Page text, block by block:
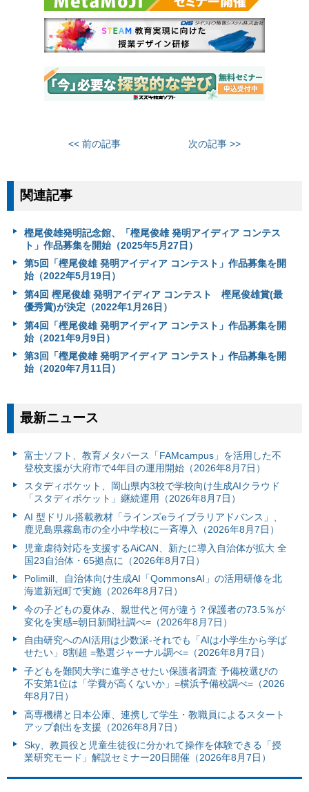
<< 前の記事 次の記事 >>
関連記事
樫尾俊雄発明記念館、「樫尾俊雄 発明アイディア コンテス
ト」作品募集を開始（2025年5月27日）
第5回「樫尾俊雄 発明アイディア コンテスト」作品募集を開
始（2022年5月19日）
第4回 樫尾俊雄 発明アイディア コンテスト 樫尾俊雄賞(最
優秀賞)が決定（2022年1月26日）
第4回「樫尾俊雄 発明アイディア コンテスト」作品募集を開
始（2021年9月9日）
第3回「樫尾俊雄 発明アイディア コンテスト」作品募集を開
始（2020年7月11日）
最新ニュース
富⼠ソフト、教育メタバース「FAMcampus」を活用した不
登校支援が大府市で4年目の運用開始（2026年8月7日）
スタディポケット、岡山県内3校で学校向け生成AIクラウド
「スタディポケット」継続運用（2026年8月7日）
AI 型ドリル搭載教材「ラインズeライブラリアドバンス」、
鹿児島県霧島市の全小中学校に一斉導入（2026年8月7日）
児童虐待対応を支援するAiCAN、新たに導入自治体が拡大 全
国23自治体・65拠点に（2026年8月7日）
Polimill、自治体向け生成AI「QommonsAI」の活用研修を北
海道新冠町で実施（2026年8月7日）
今の子どもの夏休み、親世代と何が違う？保護者の73.5％が
変化を実感=朝日新聞社調べ=（2026年8月7日）
自由研究へのAI活用は少数派-それでも「AIは小学生から学ば
せたい」8割超 =塾選ジャーナル調べ=（2026年8月7日）
子どもを難関大学に進学させたい保護者調査 予備校選びの
不安第1位は「学費が高くないか」=横浜予備校調べ=（2026
年8月7日）
高専機構と日本公庫、連携して学生・教職員によるスタート
アップ創出を支援（2026年8月7日）
Sky、教員役と児童生徒役に分かれて操作を体験できる「授
業研究モード」解説セミナー20日開催（2026年8月7日）